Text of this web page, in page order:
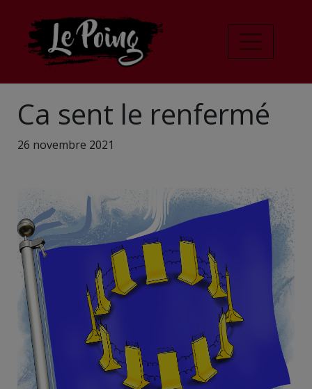
Ca sent le renfermé
26 novembre 2021